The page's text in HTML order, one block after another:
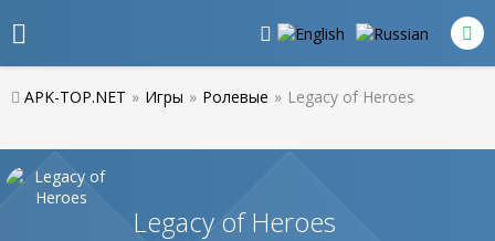
APK-TOP.NET » Игры » Ролевые » Legacy of Heroes
Legacy of Heroes